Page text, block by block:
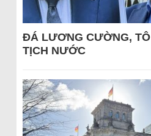
ĐÁ LƯƠNG CƯỜNG,
TỊCH NƯỚC